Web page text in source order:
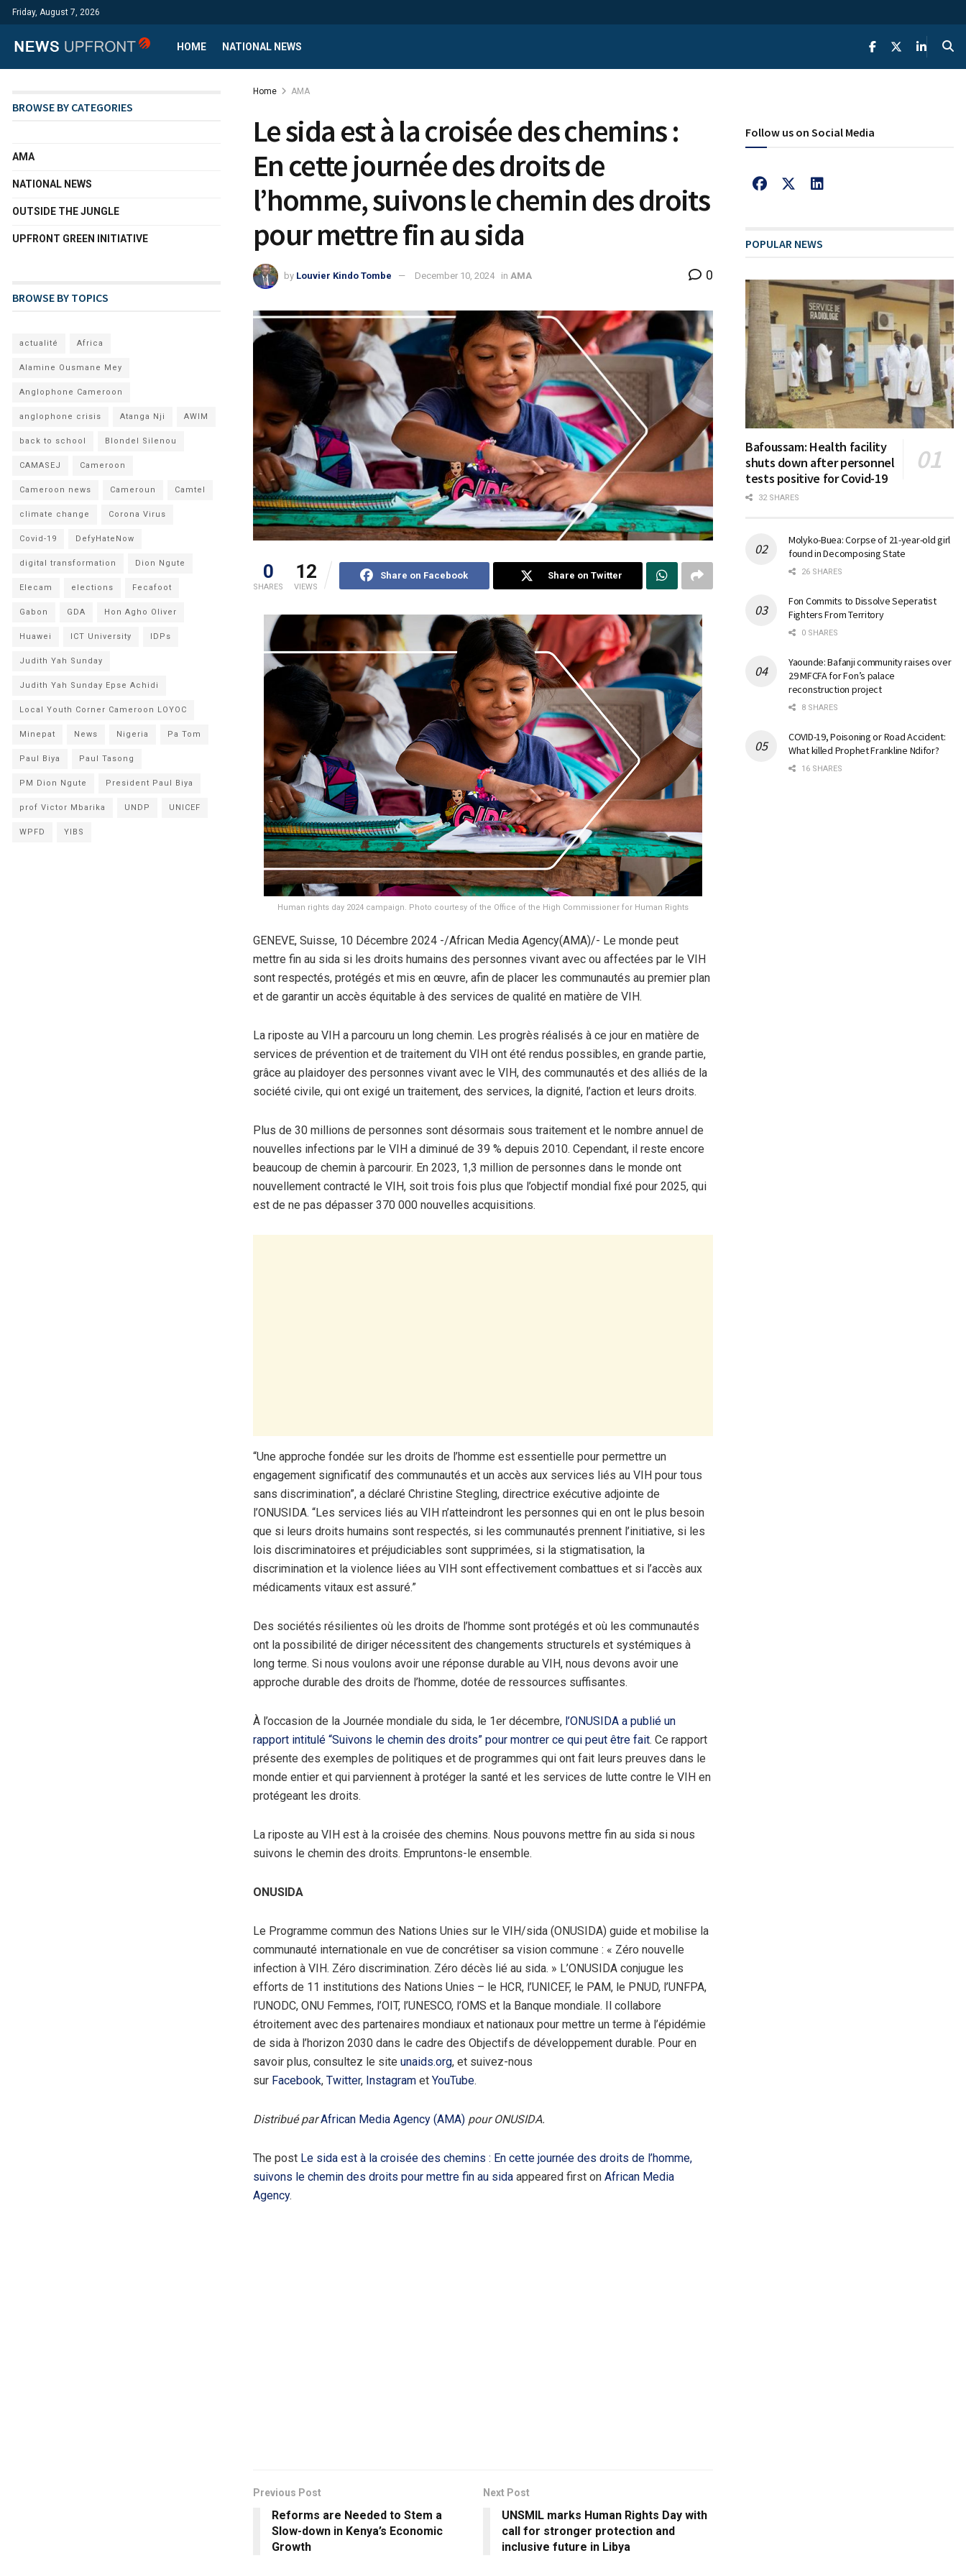
Friday, August 7, 2026
HOME NATIONAL NEWS
Home AMA
Le sida est à la croisée des chemins :
En cette journée des droits de
l’homme, suivons le chemin des droits
pour mettre fin au sida
by Louvier Kindo Tombe December 10, 2024 in AMA 0
0
SHARES
12
VIEWS
Share on Facebook Share on Twitter
Human rights day 2024 campaign. Photo courtesy of the Office of the High Commissioner for Human Rights
GENEVE, Suisse, 10 Décembre 2024 -/African Media Agency(AMA)/- Le monde peut
mettre fin au sida si les droits humains des personnes vivant avec ou affectées par le VIH
sont respectés, protégés et mis en œuvre, afin de placer les communautés au premier plan
et de garantir un accès équitable à des services de qualité en matière de VIH.
La riposte au VIH a parcouru un long chemin. Les progrès réalisés à ce jour en matière de
services de prévention et de traitement du VIH ont été rendus possibles, en grande partie,
grâce au plaidoyer des personnes vivant avec le VIH, des communautés et des alliés de la
société civile, qui ont exigé un traitement, des services, la dignité, l’action et leurs droits.
Plus de 30 millions de personnes sont désormais sous traitement et le nombre annuel de
nouvelles infections par le VIH a diminué de 39 % depuis 2010. Cependant, il reste encore
beaucoup de chemin à parcourir. En 2023, 1,3 million de personnes dans le monde ont
nouvellement contracté le VIH, soit trois fois plus que l’objectif mondial fixé pour 2025, qui
est de ne pas dépasser 370 000 nouvelles acquisitions.
“Une approche fondée sur les droits de l’homme est essentielle pour permettre un
engagement significatif des communautés et un accès aux services liés au VIH pour tous
sans discrimination”, a déclaré Christine Stegling, directrice exécutive adjointe de
l’ONUSIDA. “Les services liés au VIH n’atteindront les personnes qui en ont le plus besoin
que si leurs droits humains sont respectés, si les communautés prennent l’initiative, si les
lois discriminatoires et préjudiciables sont supprimées, si la stigmatisation, la
discrimination et la violence liées au VIH sont effectivement combattues et si l’accès aux
médicaments vitaux est assuré.”
Des sociétés résilientes où les droits de l’homme sont protégés et où les communautés
ont la possibilité de diriger nécessitent des changements structurels et systémiques à
long terme. Si nous voulons avoir une réponse durable au VIH, nous devons avoir une
approche durable des droits de l’homme, dotée de ressources suffisantes.
À l’occasion de la Journée mondiale du sida, le 1er décembre, l’ONUSIDA a publié un
rapport intitulé “Suivons le chemin des droits” pour montrer ce qui peut être fait. Ce rapport
présente des exemples de politiques et de programmes qui ont fait leurs preuves dans le
monde entier et qui parviennent à protéger la santé et les services de lutte contre le VIH en
protégeant les droits.
La riposte au VIH est à la croisée des chemins. Nous pouvons mettre fin au sida si nous
suivons le chemin des droits. Empruntons-le ensemble.
ONUSIDA
Le Programme commun des Nations Unies sur le VIH/sida (ONUSIDA) guide et mobilise la
communauté internationale en vue de concrétiser sa vision commune : « Zéro nouvelle
infection à VIH. Zéro discrimination. Zéro décès lié au sida. » L’ONUSIDA conjugue les
efforts de 11 institutions des Nations Unies – le HCR, l’UNICEF, le PAM, le PNUD, l’UNFPA,
l’UNODC, ONU Femmes, l’OIT, l’UNESCO, l’OMS et la Banque mondiale. Il collabore
étroitement avec des partenaires mondiaux et nationaux pour mettre un terme à l’épidémie
de sida à l’horizon 2030 dans le cadre des Objectifs de développement durable. Pour en
savoir plus, consultez le site unaids.org, et suivez-nous
sur Facebook, Twitter, Instagram et YouTube.
Distribué parAfrican Media Agency (AMA) pour ONUSIDA.
The post Le sida est à la croisée des chemins : En cette journée des droits de l’homme,
suivons le chemin des droits pour mettre fin au sida appeared first on African Media
Agency.
Previous Post
Reforms are Needed to Stem a
Slow-down in Kenya’s Economic
Growth
Next Post
UNSMIL marks Human Rights Day with
call for stronger protection and
inclusive future in Libya
BROWSE BY CATEGORIES
AMA
NATIONAL NEWS
OUTSIDE THE JUNGLE
UPFRONT GREEN INITIATIVE
BROWSE BY TOPICS
actualité Africa
Alamine Ousmane Mey
Anglophone Cameroon
anglophone crisis Atanga Nji AWIM
back to school Blondel Silenou
CAMASEJ Cameroon
Cameroon news Cameroun Camtel
climate change Corona Virus
Covid-19 DefyHateNow
digital transformation Dion Ngute
Elecam elections Fecafoot
Gabon GDA Hon Agho Oliver
Huawei ICT University IDPs
Judith Yah Sunday
Judith Yah Sunday Epse Achidi
Local Youth Corner Cameroon LOYOC
Minepat News Nigeria Pa Tom
Paul Biya Paul Tasong
PM Dion Ngute President Paul Biya
prof Victor Mbarika UNDP UNICEF
WPFD YIBS
Follow us on Social Media
POPULAR NEWS
Bafoussam: Health facility
shuts down after personnel
tests positive for Covid-19
32 SHARES
Molyko-Buea: Corpse of 21-year-old girl
found in Decomposing State
26 SHARES
Fon Commits to Dissolve Seperatist
Fighters From Territory
0 SHARES
Yaounde: Bafanji community raises over
29 MFCFA for Fon’s palace
reconstruction project
8 SHARES
COVID-19, Poisoning or Road Accident:
What killed Prophet Frankline Ndifor?
16 SHARES